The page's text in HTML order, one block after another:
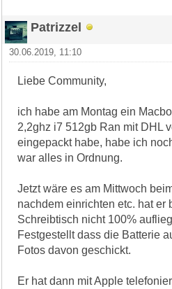
Patrizzel
30.06.2019, 11:10
Liebe Community,
ich habe am Montag ein
2,2ghz i7 512gb Ran mit DHL
eingepackt habe, habe ich
war alles in Ordnung.
Jetzt wäre es am Mittwoch
nachdem einrichten etc. hat er
Schreibtisch nicht 100%
Festgestellt dass die Batterie
Fotos davon geschickt.
Er hat dann mit Apple